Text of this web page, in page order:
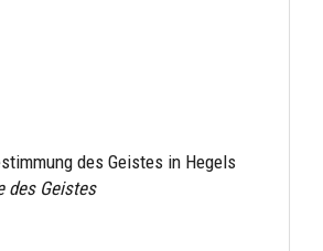
des Geistes in Hegels
des Geistes